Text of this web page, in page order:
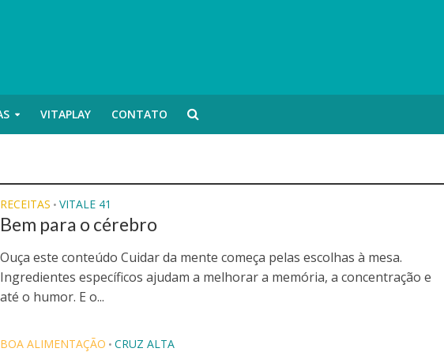
VITAPLAY CONTATO
RECEITAS • VITALE 41
Bem para o cérebro
Ouça este conteúdo Cuidar da mente começa pelas escolhas à mesa.
Ingredientes específicos ajudam a melhorar a memória, a concentração e
até o humor. E o...
BOA ALIMENTAÇÃO • CRUZ ALTA